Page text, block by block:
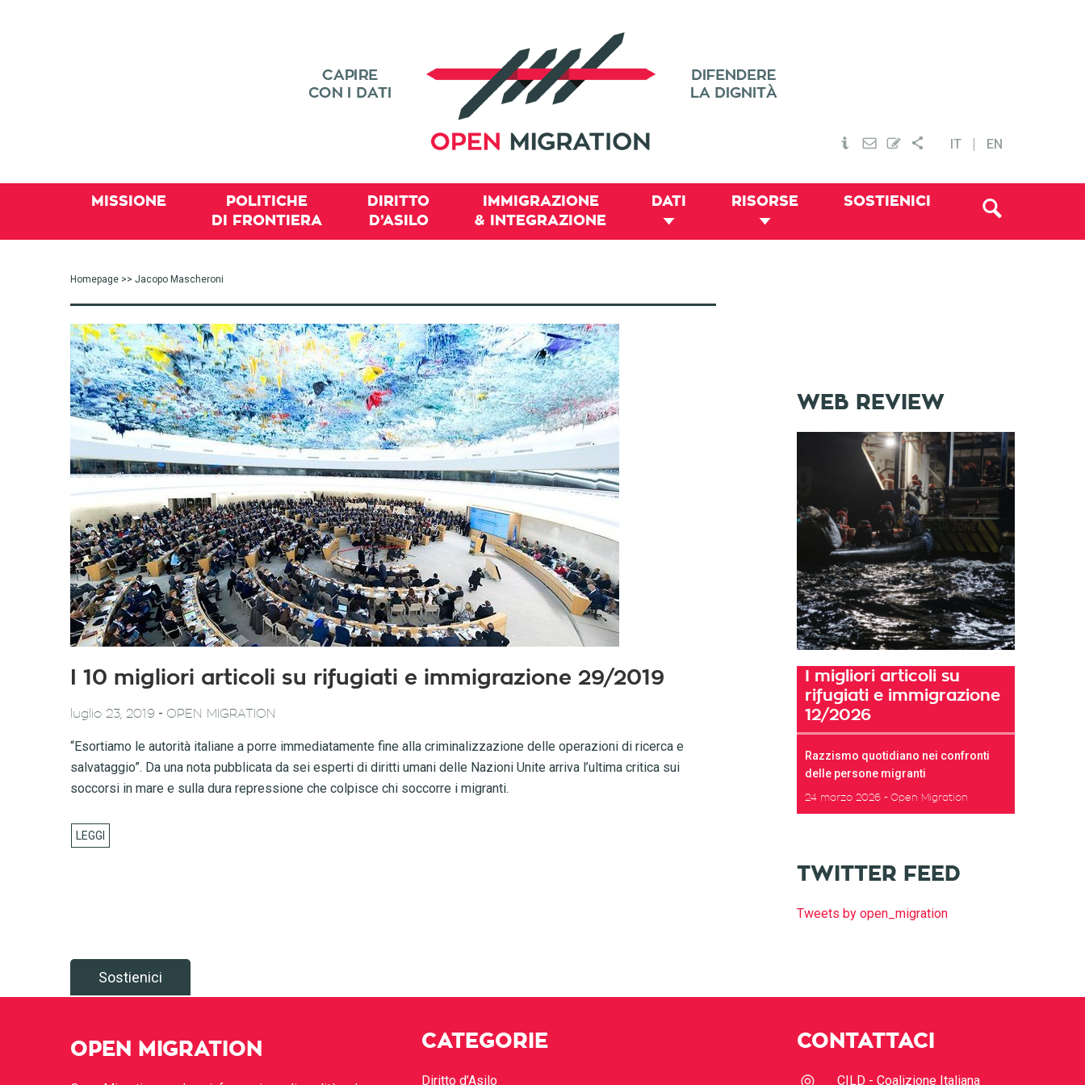
IT EN
MISSIONE
POLITICHE
DI FRONTIERA
DIRITTO
D’ASILO
IMMIGRAZIONE
& INTEGRAZIONE
DATI RISORSE SOSTIENICI
Homepage >> Jacopo Mascheroni
I 10 migliori articoli su rifugiati e immigrazione 29/2019
luglio 23, 2019 - OPEN MIGRATION
“Esortiamo le autorità italiane a porre immediatamente fine alla criminalizzazione delle operazioni di ricerca e
salvataggio”. Da una nota pubblicata da sei esperti di diritti umani delle Nazioni Unite arriva l’ultima critica sui
soccorsi in mare e sulla dura repressione che colpisce chi soccorre i migranti.
WEB REVIEW
I migliori articoli su
rifugiati e immigrazione
12/2026
Razzismo quotidiano nei confronti
delle persone migranti
24 marzo 2026 Open Migration
TWITTER FEED
Tweets by open_migration
Sostienici
OPEN MIGRATION CATEGORIE
Diritto d’Asilo
CONTATTACI
CILD - Coalizione Italiana